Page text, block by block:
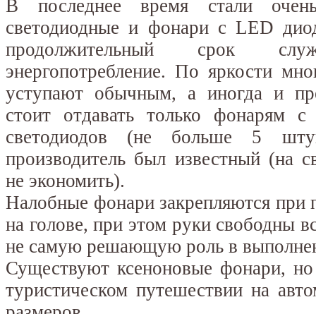
В последнее время стали
светодиодные и фонари с LED
продолжительный срок
энергопотребление. По яркости
уступают обычным, а иногда и
стоит отдавать только фонарям
светодиодов (не больше 5
производитель был известный (на
не экономить).
Налобные фонари закрепляются при
на голове, при этом руки свободны
не самую решающую роль в
Существуют ксеноновые фонари,
туристическом путешествии на